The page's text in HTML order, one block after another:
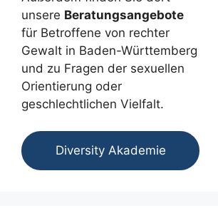
unsere Beratungsangebote
für Betroffene von rechter
Gewalt in Baden-Württemberg
und zu Fragen der sexuellen
Orientierung oder
geschlechtlichen Vielfalt.
Diversity Akademie